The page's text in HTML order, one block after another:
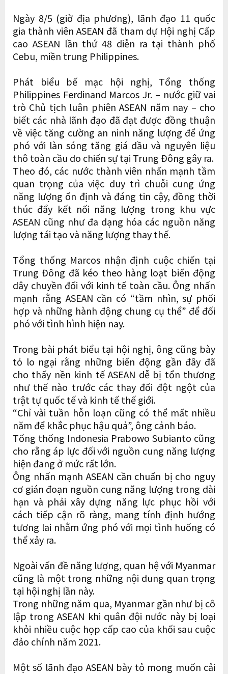
Ngày 8/5 (giờ địa phương), lãnh đạo 11 quốc
gia thành viên ASEAN đã tham dự Hội nghị Cấp
cao ASEAN lần thứ 48 diễn ra tại thành phố
Cebu, miền trung Philippines.
Phát biểu bế mạc hội nghị, Tổng thống
Philippines Ferdinand Marcos Jr. – nước giữ vai
trò Chủ tịch luân phiên ASEAN năm nay – cho
biết các nhà lãnh đạo đã đạt được đồng thuận
về việc tăng cường an ninh năng lượng để ứng
phó với làn sóng tăng giá dầu và nguyên liệu
thô toàn cầu do chiến sự tại Trung Đông gây ra.
Theo đó, các nước thành viên nhấn mạnh tầm
quan trọng của việc duy trì chuỗi cung ứng
năng lượng ổn định và đáng tin cậy, đồng thời
thúc đẩy kết nối năng lượng trong khu vực
ASEAN cũng như đa dạng hóa các nguồn năng
lượng tái tạo và năng lượng thay thế.
Tổng thống Marcos nhận định cuộc chiến tại
Trung Đông đã kéo theo hàng loạt biến động
dây chuyền đối với kinh tế toàn cầu. Ông nhấn
mạnh rằng ASEAN cần có “tầm nhìn, sự phối
hợp và những hành động chung cụ thể” để đối
phó với tình hình hiện nay.
Trong bài phát biểu tại hội nghị, ông cũng bày
tỏ lo ngại rằng những biến động gần đây đã
cho thấy nền kinh tế ASEAN dễ bị tổn thương
như thế nào trước các thay đổi đột ngột của
trật tự quốc tế và kinh tế thế giới.
“Chỉ vài tuần hỗn loạn cũng có thể mất nhiều
năm để khắc phục hậu quả”, ông cảnh báo.
Tổng thống Indonesia Prabowo Subianto cũng
cho rằng áp lực đối với nguồn cung năng lượng
hiện đang ở mức rất lớn.
Ông nhấn mạnh ASEAN cần chuẩn bị cho nguy
cơ gián đoạn nguồn cung năng lượng trong dài
hạn và phải xây dựng năng lực phục hồi với
cách tiếp cận rõ ràng, mang tính định hướng
tương lai nhằm ứng phó với mọi tình huống có
thể xảy ra.
Ngoài vấn đề năng lượng, quan hệ với Myanmar
cũng là một trong những nội dung quan trọng
tại hội nghị lần này.
Trong những năm qua, Myanmar gần như bị cô
lập trong ASEAN khi quân đội nước này bị loại
khỏi nhiều cuộc họp cấp cao của khối sau cuộc
đảo chính năm 2021.
Một số lãnh đạo ASEAN bày tỏ mong muốn cải